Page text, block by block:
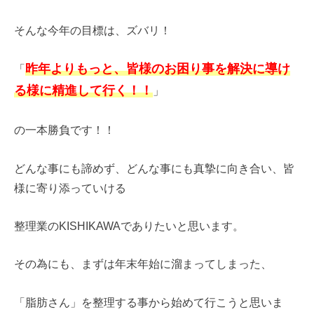
そんな今年の目標は、ズバリ！
「昨年よりもっと、皆様のお困り事を解決に導け
る様に精進して行く！！ 」
の一本勝負です！！
どんな事にも諦めず、どんな事にも真摯に向き合い、皆
様に寄り添っていける
整理業のKISHIKAWAでありたいと思います。
その為にも、まずは年末年始に溜まってしまった、
「脂肪さん」を整理する事から始めて行こうと思いま